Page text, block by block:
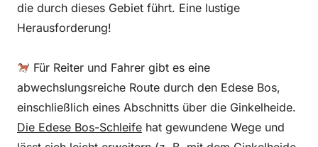
die durch dieses Gebiet führt. Eine lustige
Herausforderung!
Für Reiter und Fahrer gibt es eine
abwechslungsreiche Route durch den Edese Bos,
einschließlich eines Abschnitts über die Ginkelheide.
Die Edese Bos-Schleife hat gewundene Wege und